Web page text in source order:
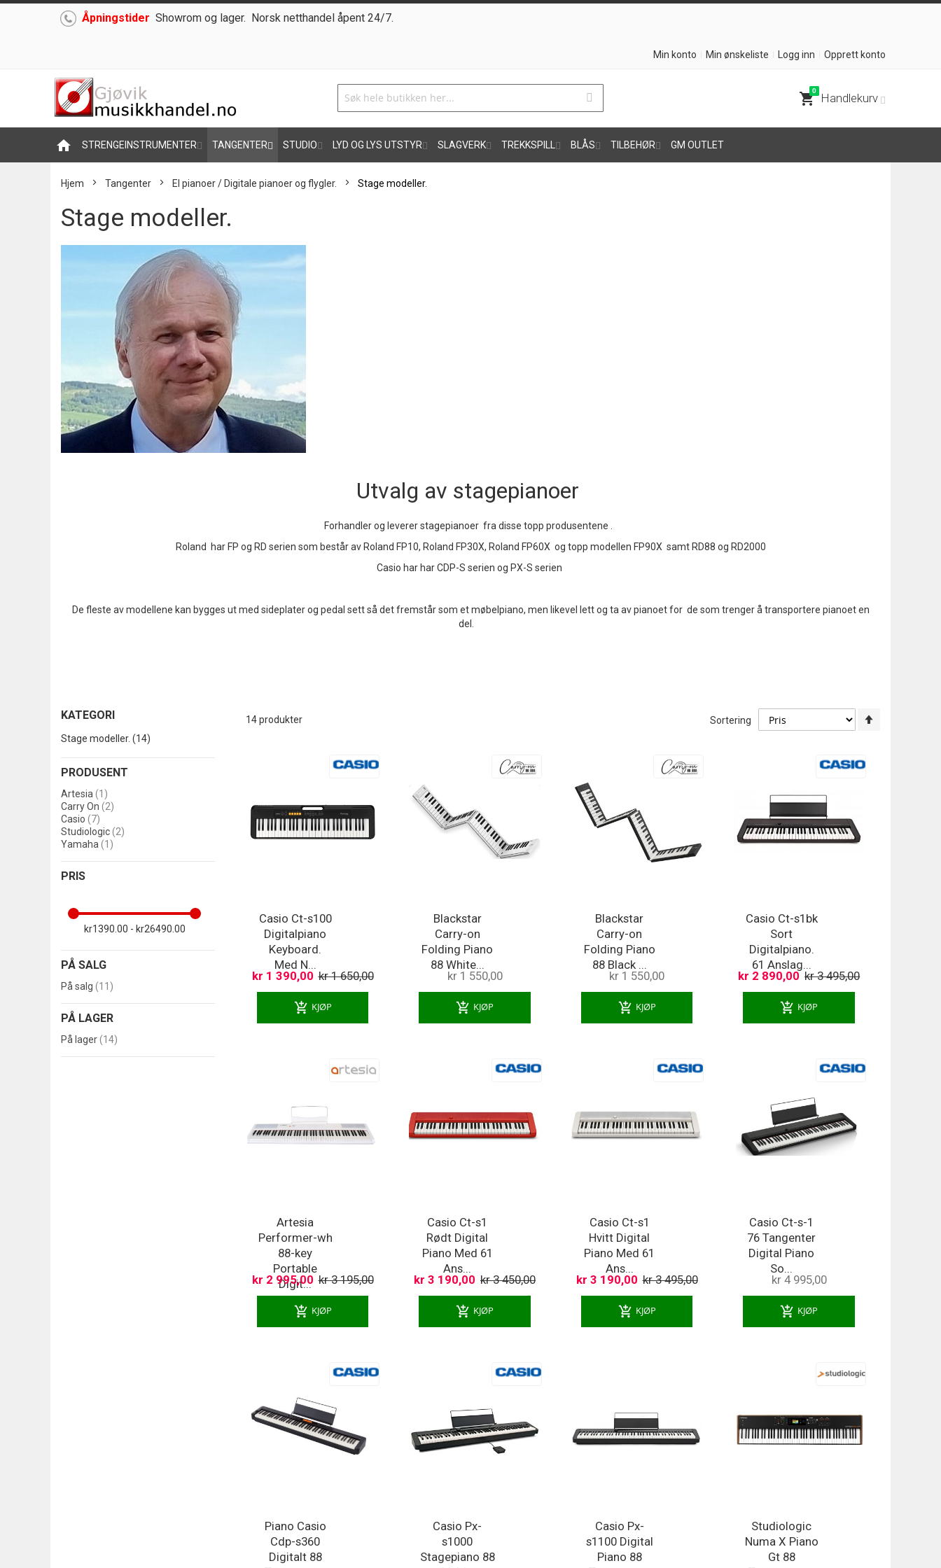
Hoppe Åpningstider Showrom og lager. Norsk netthandel åpent 24/7.
Min konto Min ønskeliste Logg inn Opprett konto
shopping_cart
0
Handlekurv
home STRENGEINSTRUMENTER TANGENTER STUDIO LYD OG LYS UTSTYR SLAGVERK TREKKSPILL BLÅS TILBEHØR GM OUTLET
Hjem Tangenter El pianoer / Digitale pianoer og flygler. Stage modeller.
Stage modeller.
Utvalg av stagepianoer
Forhandler og leverer stagepianoer fra disse topp produsentene .
Roland har FP og RD serien som består av Roland FP10, Roland FP30X, Roland FP60X og topp modellen FP90X samt RD88 og RD2000
Casio har har CDP-S serien og PX-S serien
De fleste av modellene kan bygges ut med sideplater og pedal sett så det fremstår som et møbelpiano, men likevel lett og ta av pianoet for de som trenger å transportere pianoet en
del.
14produkter Sortering
Casio Ct-s100
Digitalpiano
Keyboard.
Med N...
kr 1 390,00 kr 1 650,00
add_shopping_cart KJØP
Blackstar
Carry-on
Folding Piano
88 White...
kr 1 550,00
add_shopping_cart KJØP
Blackstar
Carry-on
Folding Piano
88 Black ...
kr 1 550,00
add_shopping_cart KJØP
Casio Ct-s1bk
Sort
Digitalpiano.
61 Anslag...
kr 2 890,00 kr 3 495,00
add_shopping_cart KJØP
Artesia
Performer-wh
88-key
Portable
Digit...
kr 2 995,00 kr 3 195,00
add_shopping_cart KJØP
Casio Ct-s1
Rødt Digital
Piano Med 61
Ans...
kr 3 190,00 kr 3 450,00
add_shopping_cart KJØP
Casio Ct-s1
Hvitt Digital
Piano Med 61
Ans...
kr 3 190,00 kr 3 495,00
add_shopping_cart KJØP
Casio Ct-s-1
76 Tangenter
Digital Piano
So...
kr 4 995,00
add_shopping_cart KJØP
Piano Casio
Cdp-s360
Digitalt 88
Casio Px-
s1000
Stagepiano 88
Casio Px-
s1100 Digital
Piano 88
Studiologic
Numa X Piano
Gt 88
KATEGORI
Stage modeller. 14
produkter
PRODUSENT
Artesia 1
produkt
Carry On
2
produkter
Casio
7
produkter
Studiologic 2
produkter
Yamaha
1
produkt
PRIS
kr1390.00 - kr26490.00
PÅ SALG
På salg 11
produkter
PÅ LAGER
På lager 14
produkter